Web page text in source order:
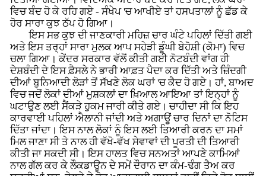
ਵਿਚ ਬੰਦ ਹੋ ਕੇ ਰਹਿ ਗਏ - ਸੰਖੇਪ 'ਚ ਆਖੀਏ ਤਾਂ ਹਸਪਤਾਲਾਂ ਨੂੰ ਛੱਡ ਕੇ
ਹੋਰ ਸਾਰਾ ਕੁਝ ਠੱਪ ਹੋ ਗਿਆ।
ਇਸ ਸਭ ਕੁਝ ਦੀ ਜਾਣਕਾਰੀ ਮਹਿਜ਼ ਚਾਰ ਘੰਟੇ ਪਹਿਲਾਂ ਦਿੱਤੀ ਗਈ
ਅਤੇ ਇਸ ਤਰ੍ਹਾਂ ਸਾਰਾ ਮੁਲਕ ਆਪ ਸਹੇੜੀ ਡੂੰਘੀ ਬੇਹੋਸ਼ੀ (ਕੋਮਾ) ਵਿਚ
ਚਲਾ ਗਿਆ। ਕੇਂਦਰ ਸਰਕਾਰ ਵੱਲੋਂ ਕੀਤੀ ਗਈ ਨੋਟਬੰਦੀ ਵਾਂਗ ਹੀ
ਦੇਸ਼ਬੰਦੀ ਦੇ ਇਸ ਫ਼ੈਸਲੇ ਨੇ ਭਾਰੀ ਆਫ਼ਤ ਪੈਦਾ ਕਰ ਦਿੱਤੀ ਅਤੇ ਜ਼ਿੰਦਗੀ
ਦੀਆਂ ਬੁਨਿਆਦੀ ਲੋੜਾਂ ਤੋਂ ਸੱਖਣੇ ਲੋਕ ਘਰਾਂ 'ਚ ਕੈਦ ਹੋ ਗਏ। ਹਾਂ, ਬਾਅਦ
ਵਿਚ ਜਦੋਂ ਲੋਕਾਂ ਦੀਆਂ ਮੁਸ਼ਕਲਾਂ ਦਾ ਖ਼ਿਆਲ ਆਇਆ ਤਾਂ ਇਨ੍ਹਾਂ ਨੂੰ
ਘਟਾਉਣ ਲਈ ਸੈਂਕੜੇ ਹੁਕਮ ਜਾਰੀ ਕੀਤੇ ਗਏ। ਚਾਹੀਦਾ ਸੀ ਕਿ ਇਹ
ਕਾਰਵਾਈ ਪਹਿਲਾਂ ਐਲਾਨੀ ਜਾਂਦੀ ਅਤੇ ਅਗਾਊਂ ਚਾਰ ਦਿਨਾਂ ਦਾ ਨੋਟਿਸ
ਦਿੱਤਾ ਜਾਂਦਾ। ਇਸ ਨਾਲ ਲੋਕਾਂ ਨੂੰ ਇਸ ਲਈ ਤਿਆਰੀ ਕਰਨ ਦਾ ਸਮਾਂ
ਮਿਲ ਜਾਣਾ ਸੀ ਤੇ ਨਾਲ ਹੀ ਵੱਖੋ-ਵੱਖ ਸੇਵਾਵਾਂ ਦੀ ਪੂਰਤੀ ਦੀ ਤਿਆਰੀ
ਕੀਤੀ ਜਾ ਸਕਦੀ ਸੀ। ਇਸ ਹਾਲਤ ਵਿਚ ਸਨਅਤਾਂ ਆਪਣੇ ਕਾਮਿਆਂ
ਨਾਲ ਗੱਲ ਕਰ ਕੇ ਲੌਕਡਾਊਨ ਦੇ ਸਮੇਂ ਦੌਰਾਨ ਦਾ ਕੰਮ-ਢੰਗ ਤੈਅ ਕਰ